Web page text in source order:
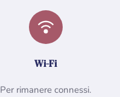
Wi-Fi
Per rimanere connessi.